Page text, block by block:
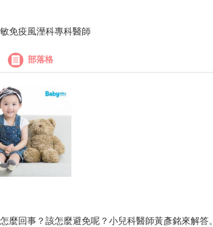
免疫風溼科專科醫師
部落格
回事？該怎麼避免呢？小兒科醫師黃彥銘來解答。